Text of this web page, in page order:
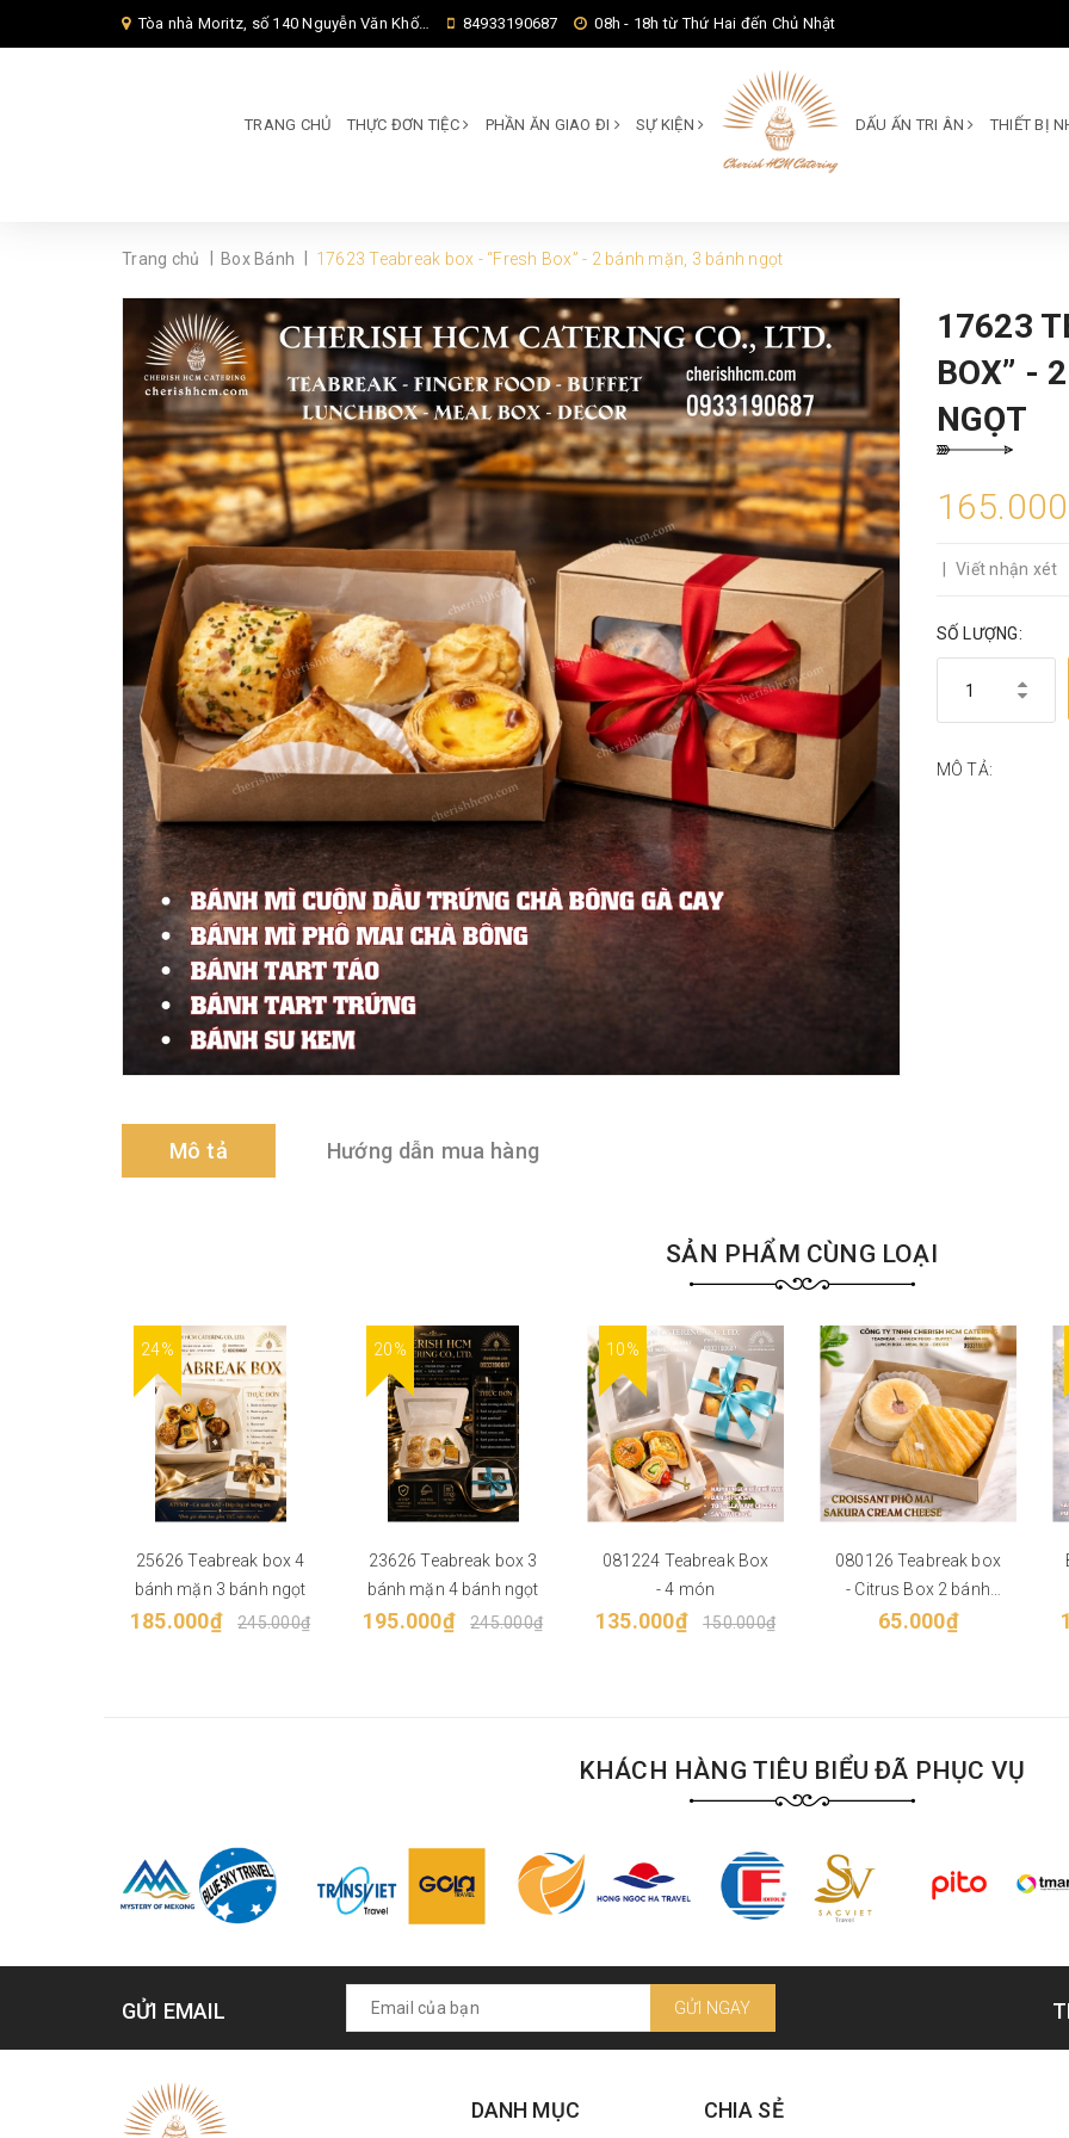
Tòa nhà Moritz, số 140 Nguyễn Văn Khối, Phường Thông Tây Hội, Thành phố Hồ Chí Minh, TP Hồ Chí Minh, 84933190687 08h - 18h từ Thứ Hai đến Chủ Nhật
TRANG CHỦ THỰC ĐƠN TIỆC PHẦN ĂN GIAO ĐI SỰ KIỆN DẤU ẤN TRI ÂN THIẾT BỊ
Trang chủ Box Bánh 17623 Teabreak box - “Fresh Box” - 2 bánh mặn, 3 bánh ngọt
17623
BOX” -
NGỌT
Viết nhận xét
SỐ LƯỢNG:
MÔ TẢ:
Mô tả Hướng dẫn mua hàng
SẢN PHẨM CÙNG LOẠI
24%
25626 Teabreak box 4
bánh mặn 3 bánh ngọt
185.000₫ 245.000₫
20%
23626 Teabreak box 3
bánh mặn 4 bánh ngọt
195.000₫ 245.000₫
10%
081224 Teabreak Box
- 4 món
135.000₫ 150.000₫
080126 Teabreak box
- Citrus Box 2 bánh
ngọt
65.000₫
KHÁCH HÀNG TIÊU BIỂU ĐÃ PHỤC VỤ
GỬI EMAIL GỬI NGAY
DANH MỤC CHIA SẺ